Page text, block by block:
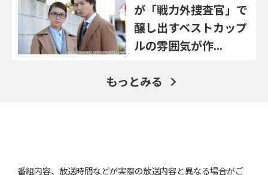
が「戦力外捜査官」で
醸し出すベストカップ
ルの雰囲気が作...
もっとみる
番組内容、放送時間などが実際の放送内容と異なる場合がご